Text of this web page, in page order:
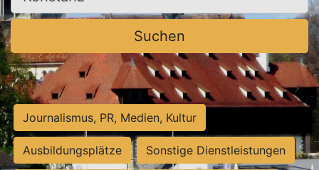
Suchen
Journalismus, PR, Medien, Kultur
Ausbildungsplätze Sonstige Dienstleistungen